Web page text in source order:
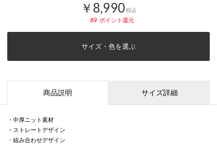
￥8,990税込
89 ポイント還元
サイズ・色を選ぶ
商品説明 サイズ詳細
・中厚ニット素材
・ストレートデザイン
・組み合わせデザイン